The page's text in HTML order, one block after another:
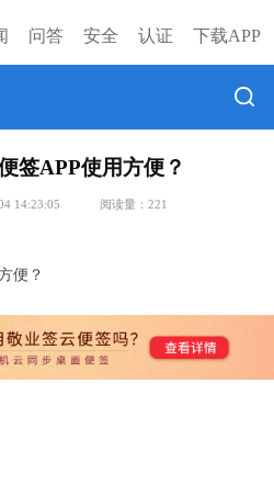
问答 安全 认证 下载APP
签APP使用方便？
14:23:05 阅读量： 221
便？